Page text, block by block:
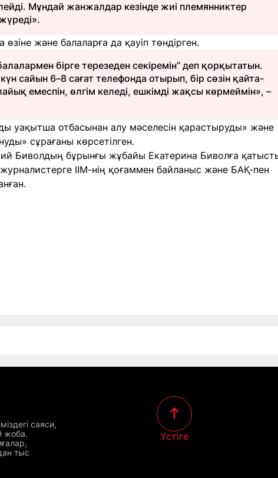
Мұндай жанжалдар кезінде жиі племянниктер
және балаларға да қауіп төндірген.
бірге терезеден секіремін” деп қорқытатын.
сайын 6–8 сағат телефонда отырып, бір сөзін қайта-
емеспін, өлгім келеді, ешкімді жақсы көрмеймін», –
уақытша отбасынан алу мәселесін қарастыруды» және
сұрағаны көрсетілген.
Биволдың бұрынғы жұбайы Екатерина Биволға
ІІМ-нің қоғаммен байланыс және БАҚ-пен
саяси,
жоба.
тыс
Үстіге